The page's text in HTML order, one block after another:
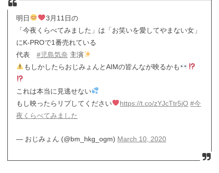
明日
3月11日の
「今夜くらべてみました」は「お笑いを愛してやまない女」
にK-PROで1番売れている
代表 #児島気奈 主演
もしかしたらおじみょんとAIMの皆んなが映るかも
これは本当に見逃せない
もし映ったらリプしてください
https://t.co/zYJcTtr5jO #今
夜くらべてみました
— おじみょん (@bm_hkg_ogm) March 10, 2020